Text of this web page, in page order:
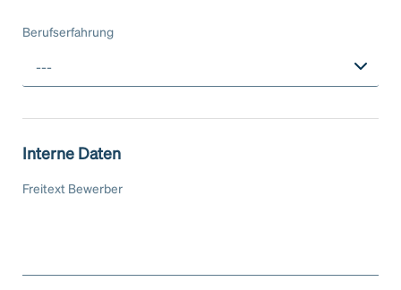
Berufserfahrung
---
Interne Daten
Freitext Bewerber